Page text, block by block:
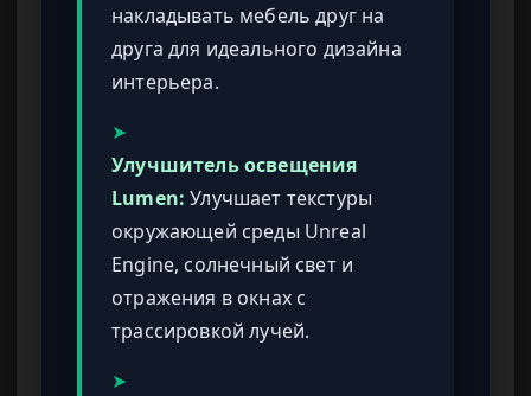
накладывать мебель друг на
друга для идеального дизайна
интерьера.
➤
Улучшитель освещения
Lumen: Улучшает текстуры
окружающей среды Unreal
Engine, солнечный свет и
отражения в окнах с
трассировкой лучей.
➤